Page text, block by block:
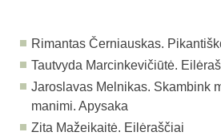
Rimantas Černiauskas.
Tautvyda Marcinkevičiūtė.
Jaroslavas Melnikas. Skambink
manimi. Apysaka
Zita Mažeikaitė. Eilėraščiai